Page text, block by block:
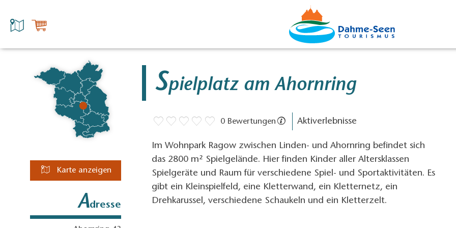
Karte anzeigen
Adresse
Spielplatz am Ahornring
0 Bewertungen Aktiverlebnisse
Im Wohnpark Ragow zwischen Linden- und Ahornring befindet sich
das 2800 m² Spielgelände. Hier finden Kinder aller Altersklassen
Spielgeräte und Raum für verschiedene Spiel- und Sportaktivitäten. Es
gibt ein Kleinspielfeld, eine Kletterwand, ein Kletternetz, ein
Drehkarussel, verschiedene Schaukeln und ein Kletterzelt.